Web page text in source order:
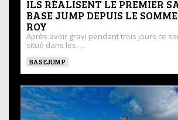
ILS RÉALISENT LE PREMIER
BASE JUMP DEPUIS LE
ROY
Après avoir gravi pendant trois jours ce
situé dans les …
BASEJUMP